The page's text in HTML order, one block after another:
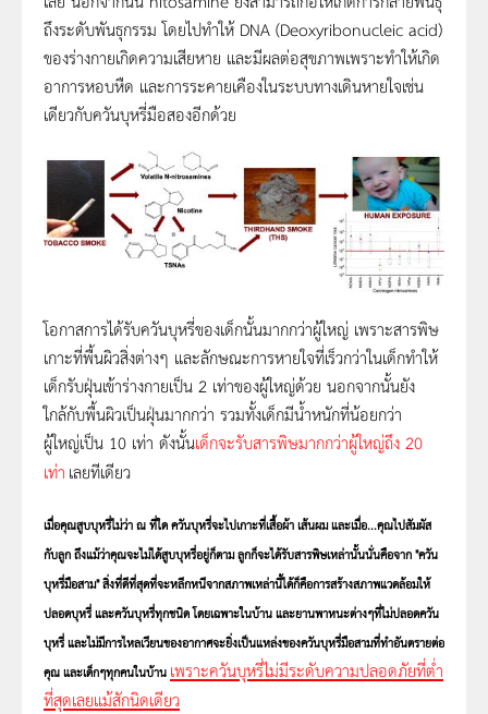
ถึงระดับพันธุกรรม โดยไปทำให้ DNA (Deoxyribonucleic acid)
ของร่างกายเกิดความเสียหาย และมีผลต่อสุขภาพเพราะทำให้เกิด
อาการหอบหืด และการระคายเคืองในระบบทางเดินหายใจเช่น
เดียวกับควันบุหรี่มือสองอีกด้วย
โอกาสการไดรับควันบุหรี่ของเด็กนั้นมากกว่าผูใหญ เพราะสารพิษ
เกาะที่พื้นผิวสิ่งตางๆ และลักษณะการหายใจที่เร็วกว่าในเด็กทำให้
เด็กรับฝุนเขารางกายเปน 2 เทาของผูใหญดวย นอกจากนั้นยัง
ใกลกับพื้นผิวเปนฝุนมากกวา รวมทั้งเด็กมีน้ำหนักที่น้อยกว่า
ผูใหญเปน 10 เทา ดังนั้นเด็กจะรับสารพิษมากกว่าผู้ใหญ่ถึง 20
เทา เลยทีเดียว
เมื่อคุณสูบบุหรี่ไมวา ณ ที่ใดควันบุหรี่จะไปเกาะที่เสื้อผา เสนผม และเมื่อ...คุณไปสัมผัส
กับลูก ถึงแมวาคุณจะไมไดสูบบุหรี่อยูก็ตาม ลูกก็จะไดรับสารพิษเหลานั้นนั่นคือจาก "ควัน
บุหรี่มือสาม"สิ่งที่ดีที่สุดที่จะหลีกหนีจากสภาพเหล่านี้ได้ก็คือการสร้างสภาพแวดล้อมให้
ปลอดบุหรี่ และควันบุหรี่ทุกชนิด โดยเฉพาะในบ้าน และยานพาหนะต่างๆที่ไม่ปลอดควัน
บุหรี่ และไม่มีการไหลเวียนของอากาศจะยิ่งเป็นแหล่งของควันบุหรี่มือสามที่ทำอันตรายต่อ
คุณ และเด็กๆทุกคนในบ้าน เพราะควันบุหรี่ไม่มีระดับความปลอดภัยที่ต่ำ
ที่สุดเลยแม้สักนิดเดียว